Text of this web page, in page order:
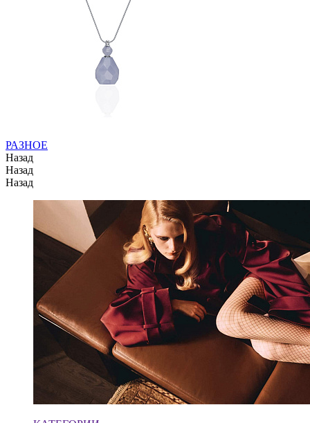
РАЗНОЕ
Назад
Назад
Назад